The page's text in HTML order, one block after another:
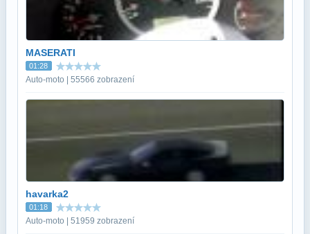
MASERATI
01:28
Auto-moto | 55566 zobrazení
havarka2
01:18
Auto-moto | 51959 zobrazení